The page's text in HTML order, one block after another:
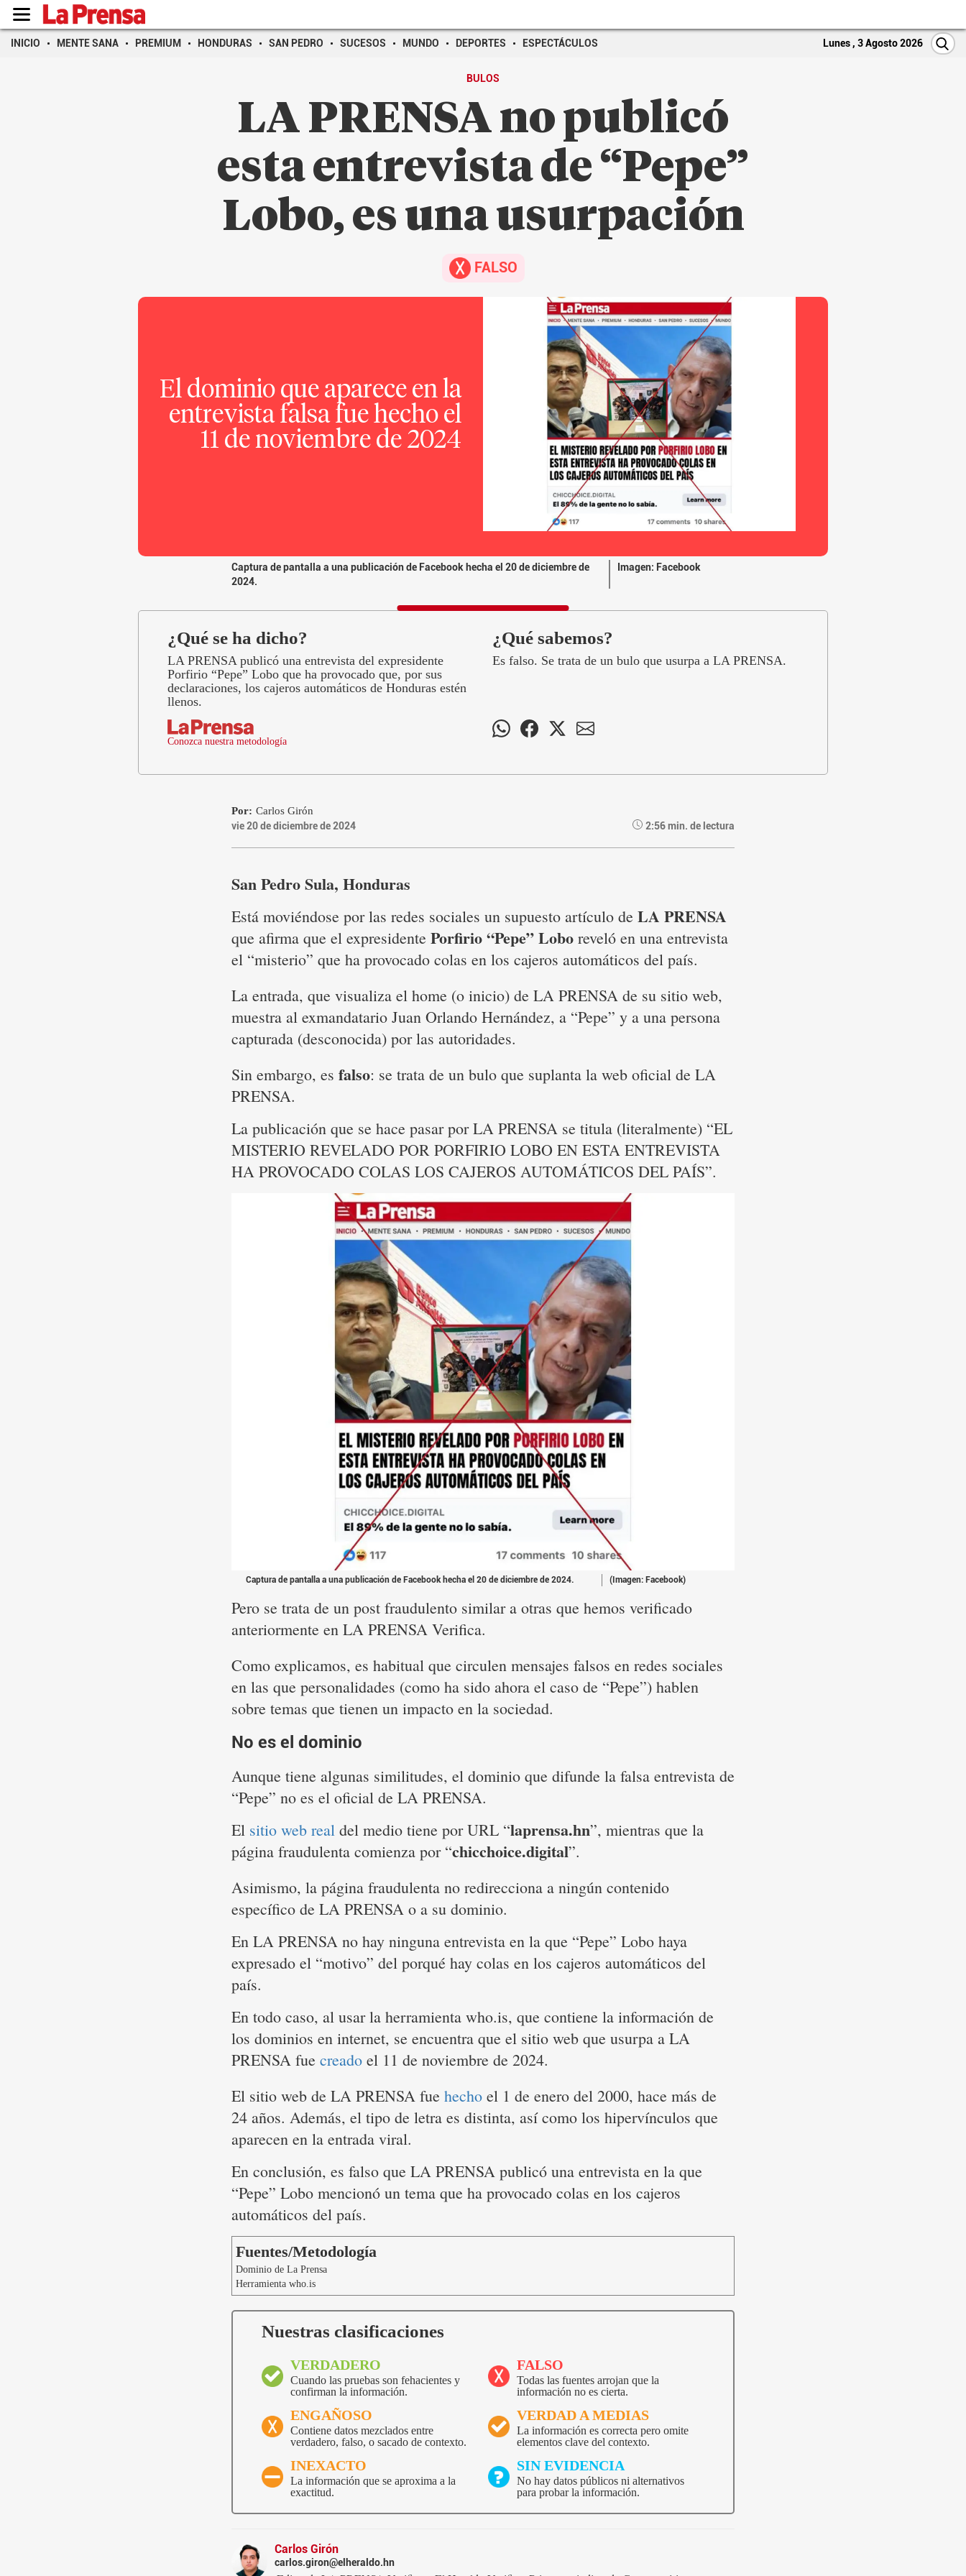
INICIO MENTE SANA PREMIUM HONDURAS SAN PEDRO SUCESOS MUNDO DEPORTES ESPECTÁCULOS Lunes , 3 Agosto 2026
BULOS
LA PRENSA no publicó
esta entrevista de “Pepe”
Lobo, es una usurpación
FALSO
El dominio que aparece en la
entrevista falsa fue hecho el
11 de noviembre de 2024
Captura de pantalla a una publicación de Facebook hecha el 20 de diciembre de
2024.
Imagen: Facebook
¿Qué se ha dicho?
LA PRENSA publicó una entrevista del expresidente
Porfirio “Pepe” Lobo que ha provocado que, por sus
declaraciones, los cajeros automáticos de Honduras estén
llenos.
¿Qué sabemos?
Es falso. Se trata de un bulo que usurpa a LA PRENSA.
Conozca nuestra metodología
Por: Carlos Girón
vie 20 de diciembre de 2024
2:56min. de lectura
San Pedro Sula, Honduras
Está moviéndose por las redes sociales un supuesto artículo de LA PRENSA
que afirma que el expresidente Porfirio “Pepe” Lobo reveló en una entrevista
el “misterio” que ha provocado colas en los cajeros automáticos del país.
La entrada, que visualiza el home (o inicio) de LA PRENSA de su sitio web,
muestra al exmandatario Juan Orlando Hernández, a “Pepe” y a una persona
capturada (desconocida) por las autoridades.
Sin embargo, es falso: se trata de un bulo que suplanta la web oficial de LA
PRENSA.
La publicación que se hace pasar por LA PRENSA se titula (literalmente) “EL
MISTERIO REVELADO POR PORFIRIO LOBO EN ESTA ENTREVISTA
HA PROVOCADO COLAS LOS CAJEROS AUTOMÁTICOS DEL PAÍS”.
Captura de pantalla a una publicación de Facebook hecha el 20 de diciembre de 2024. (Imagen: Facebook)
Pero se trata de un post fraudulento similar a otras que hemos verificado
anteriormente en LA PRENSA Verifica.
Como explicamos, es habitual que circulen mensajes falsos en redes sociales
en las que personalidades (como ha sido ahora el caso de “Pepe”) hablen
sobre temas que tienen un impacto en la sociedad.
No es el dominio
Aunque tiene algunas similitudes, el dominio que difunde la falsa entrevista de
“Pepe” no es el oficial de LA PRENSA.
El sitio web real del medio tiene por URL “laprensa.hn”, mientras que la
página fraudulenta comienza por “chicchoice.digital”.
Asimismo, la página fraudulenta no redirecciona a ningún contenido
específico de LA PRENSA o a su dominio.
En LA PRENSA no hay ninguna entrevista en la que “Pepe” Lobo haya
expresado el “motivo” del porqué hay colas en los cajeros automáticos del
país.
En todo caso, al usar la herramienta who.is, que contiene la información de
los dominios en internet, se encuentra que el sitio web que usurpa a LA
PRENSA fue creado el 11 de noviembre de 2024.
El sitio web de LA PRENSA fue hecho el 1 de enero del 2000, hace más de
24 años. Además, el tipo de letra es distinta, así como los hipervínculos que
aparecen en la entrada viral.
En conclusión, es falso que LA PRENSA publicó una entrevista en la que
“Pepe” Lobo mencionó un tema que ha provocado colas en los cajeros
automáticos del país.
Fuentes/Metodología
Dominio de La Prensa
Herramienta who.is
Nuestras clasificaciones
VERDADERO
Cuando las pruebas son fehacientes y
confirman la información.
FALSO
Todas las fuentes arrojan que la
información no es cierta.
ENGAÑOSO
Contiene datos mezclados entre
verdadero, falso, o sacado de contexto.
VERDAD A MEDIAS
La información es correcta pero omite
elementos clave del contexto.
INEXACTO
La información que se aproxima a la
exactitud.
SIN EVIDENCIA
No hay datos públicos ni alternativos
para probar la información.
Carlos Girón
carlos.giron@elheraldo.hn